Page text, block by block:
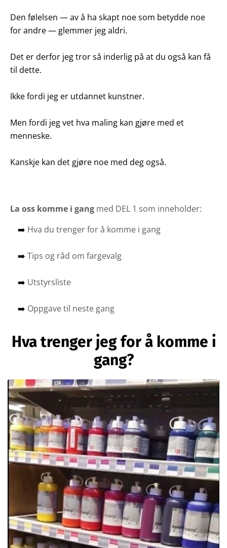
Den følelsen — av å ha skapt noe som betydde noe
for andre — glemmer jeg aldri.
Det er derfor jeg tror så inderlig på at du også kan få
til dette.
Ikke fordi jeg er utdannet kunstner.
Men fordi jeg vet hva maling kan gjøre med et
menneske.
Kanskje kan det gjøre noe med deg også.
La oss komme i gang med DEL 1 som inneholder:
➡️ Hva du trenger for å komme i gang
➡️ Tips og råd om fargevalg
➡️ Utstyrsliste
➡️ Oppgave til neste gang
Hva trenger jeg for å komme i
gang?